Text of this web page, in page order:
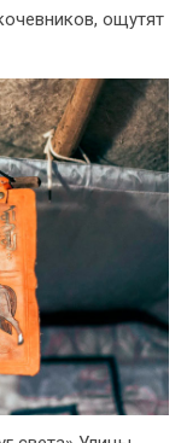
ощутят